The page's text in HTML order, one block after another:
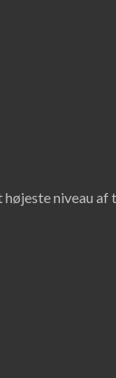
niveau af